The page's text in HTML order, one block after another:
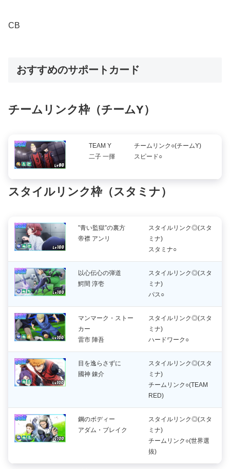
CB
おすすめのサポートカード
チームリンク枠（チームY）
TEAM Y
二子 一揮
チームリンク○(チームY)
スピード○
スタイルリンク枠（スタミナ）
”青い監獄”の裏方
帝襟 アンリ
スタイルリンク◎(スタ
ミナ)
スタミナ○
以心伝心の弾道
鰐間 淳壱
スタイルリンク◎(スタ
ミナ)
パス○
マンマーク・ストー
カー
雷市 陣吾
スタイルリンク◎(スタ
ミナ)
ハードワーク○
目を逸らさずに
國神 錬介
スタイルリンク◎(スタ
ミナ)
チームリンク○(TEAM
RED)
鋼のボディー
アダム・ブレイク
スタイルリンク◎(スタ
ミナ)
チームリンク○(世界選
抜)